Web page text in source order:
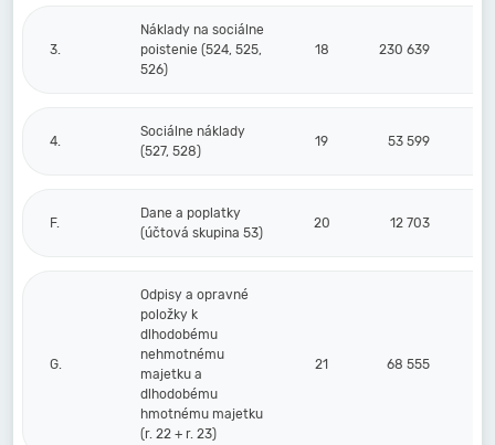
3.
Náklady na sociálne
poistenie (524, 525,
526)
18 230 639
4.
Sociálne náklady
(527, 528)
19 53 599
F.
Dane a poplatky
(účtová skupina 53)
20 12 703
G.
Odpisy a opravné
položky k
dlhodobému
nehmotnému
majetku a
dlhodobému
hmotnému majetku
(r. 22 + r. 23)
21 68 555